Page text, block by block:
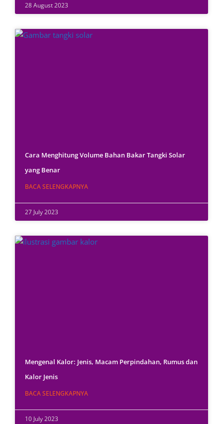
28 August 2023
Cara Menghitung Volume Bahan Bakar Tangki Solar
yang Benar
BACA SELENGKAPNYA
27 July 2023
Mengenal Kalor: Jenis, Macam Perpindahan, Rumus dan
Kalor Jenis
BACA SELENGKAPNYA
10 July 2023